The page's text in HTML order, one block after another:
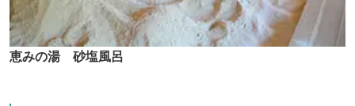
恵みの湯 砂塩風呂